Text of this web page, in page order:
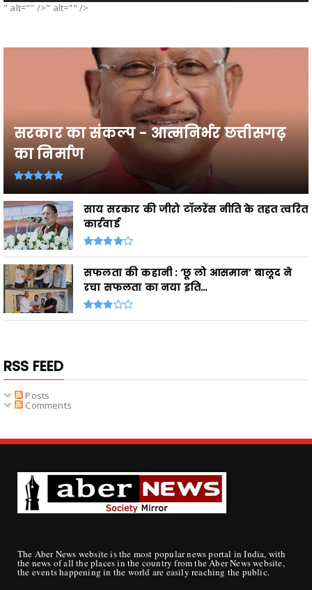
" alt="" />" alt="" />
सरकार का संकल्प - आत्मनिर्भर छत्तीसगढ़
का निर्माण
साय सरकार की जीरो टॉलरेंस नीति के तहत त्वरित
कार्रवाई
सफलता की कहानी : ‘छू लो आसमान’ बालूद ने
रचा सफलता का नया इति...
RSS FEED
Posts
Comments
The Aber News website is the most popular news portal in India, with
the news of all the places in the country from the Aber News website,
the events happening in the world are easily reaching the public.